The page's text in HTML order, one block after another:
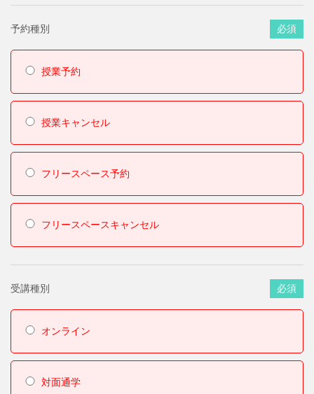
予約種別 必須
授業予約
授業キャンセル
フリースペース予約
フリースペースキャンセル
受講種別 必須
オンライン
対面通学